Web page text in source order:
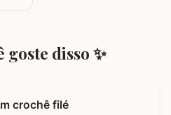
goste disso ✨
crochê filé